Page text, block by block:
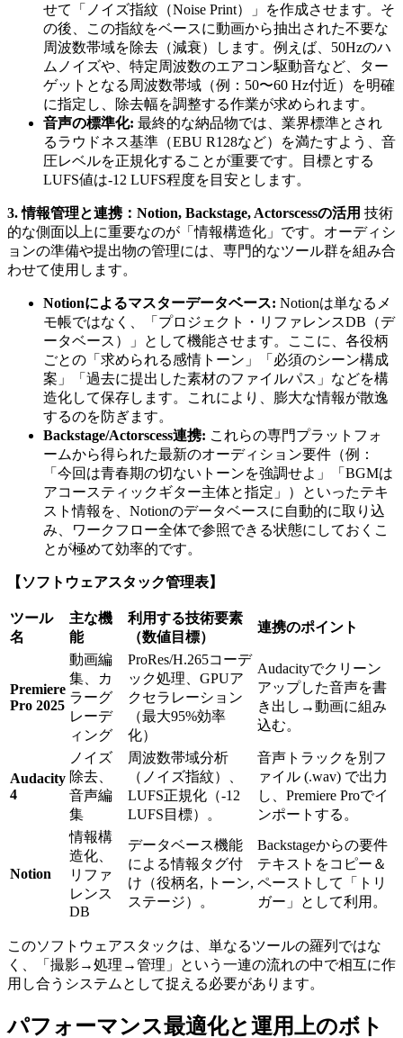
せて「ノイズ指紋（Noise Print）」を作成させます。そ
の後、この指紋をベースに動画から抽出された不要な
周波数帯域を除去（減衰）します。例えば、50Hzのハ
ムノイズや、特定周波数のエアコン駆動音など、ター
ゲットとなる周波数帯域（例：50〜60 Hz付近）を明確
に指定し、除去幅を調整する作業が求められます。
音声の標準化: 最終的な納品物では、業界標準とされ
るラウドネス基準（EBU R128など）を満たすよう、音
圧レベルを正規化することが重要です。目標とする
LUFS値は-12 LUFS程度を目安とします。
3. 情報管理と連携：Notion, Backstage, Actorscessの活用 技術
的な側面以上に重要なのが「情報構造化」です。オーディシ
ョンの準備や提出物の管理には、専門的なツール群を組み合
わせて使用します。
Notionによるマスターデータベース: Notionは単なるメ
モ帳ではなく、「プロジェクト・リファレンスDB（デ
ータベース）」として機能させます。ここに、各役柄
ごとの「求められる感情トーン」「必須のシーン構成
案」「過去に提出した素材のファイルパス」などを構
造化して保存します。これにより、膨大な情報が散逸
するのを防ぎます。
Backstage/Actorscess連携: これらの専門プラットフォ
ームから得られた最新のオーディション要件（例：
「今回は青春期の切ないトーンを強調せよ」「BGMは
アコースティックギター主体と指定」）といったテキ
スト情報を、Notionのデータベースに自動的に取り込
み、ワークフロー全体で参照できる状態にしておくこ
とが極めて効率的です。
【ソフトウェアスタック管理表】
ツール
名
主な機
能
利用する技術要素
（数値目標）
連携のポイント
Premiere
Pro 2025
動画編
集、カ
ラーグ
レーデ
ィング
ProRes/H.265コーデ
ック処理、GPUア
クセラレーション
（最大95%効率
化）
Audacityでクリーン
アップした音声を書
き出し→動画に組み
込む。
Audacity
4
ノイズ
除去、
音声編
集
周波数帯域分析
（ノイズ指紋）、
LUFS正規化（-12
LUFS目標）。
音声トラックを別フ
ァイル (.wav) で出力
し、Premiere Proでイ
ンポートする。
Notion
情報構
造化、
リファ
レンス
DB
データベース機能
による情報タグ付
け（役柄名, トーン,
ステージ）。
Backstageからの要件
テキストをコピー＆
ペーストして「トリ
ガー」として利用。
このソフトウェアスタックは、単なるツールの羅列ではな
く、「撮影→処理→管理」という一連の流れの中で相互に作
用し合うシステムとして捉える必要があります。
パフォーマンス最適化と運用上のボト